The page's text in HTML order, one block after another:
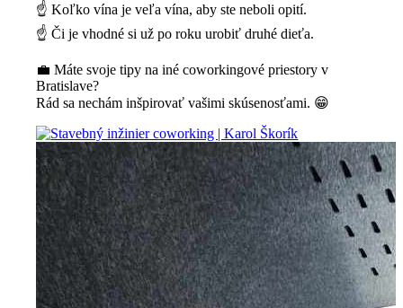
☝️ Koľko vína je veľa vína, aby ste neboli opití.
☝️ Či je vhodné si už po roku urobiť druhé dieťa.
💼 Máte svoje tipy na iné coworkingové priestory v
Bratislave?
Rád sa nechám inšpirovať vašimi skúsenosťami. 😁